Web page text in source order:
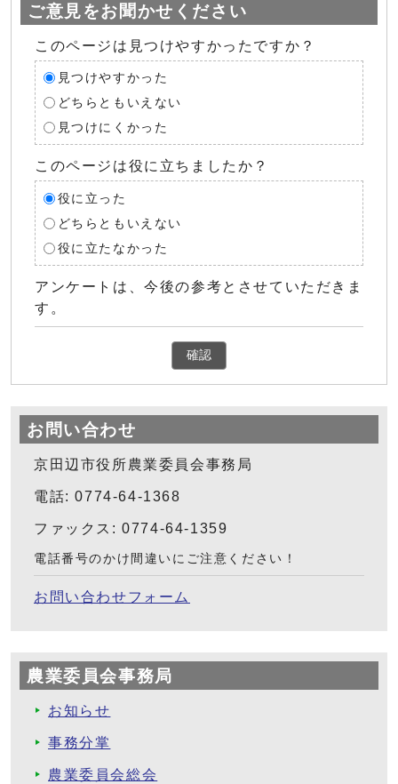
ご意見をお聞かせください
このページは見つけやすかったですか？
見つけやすかった
どちらともいえない
見つけにくかった
このページは役に立ちましたか？
役に立った
どちらともいえない
役に立たなかった
アンケートは、今後の参考とさせていただきま
す。
確認
お問い合わせ
京田辺市役所農業委員会事務局
電話: 0774-64-1368
ファックス: 0774-64-1359
電話番号のかけ間違いにご注意ください！
お問い合わせフォーム
農業委員会事務局
お知らせ
事務分掌
農業委員会総会